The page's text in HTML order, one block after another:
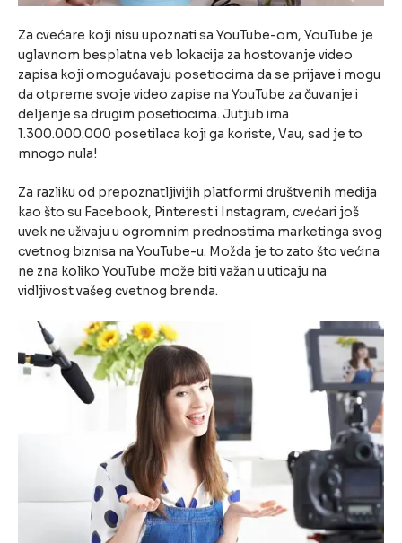
Za cvećare koji nisu upoznati sa YouTube-om, YouTube je
uglavnom besplatna veb lokacija za hostovanje video
zapisa koji omogućavaju posetiocima da se prijave i mogu
da otpreme svoje video zapise na YouTube za čuvanje i
deljenje sa drugim posetiocima. Jutjub ima
1.300.000.000 posetilaca koji ga koriste, Vau, sad je to
mnogo nula!
Za razliku od prepoznatljivijih platformi društvenih medija
kao što su Facebook, Pinterest i Instagram, cvećari još
uvek ne uživaju u ogromnim prednostima marketinga svog
cvetnog biznisa na YouTube-u. Možda je to zato što većina
ne zna koliko YouTube može biti važan u uticaju na
vidljivost vašeg cvetnog brenda.